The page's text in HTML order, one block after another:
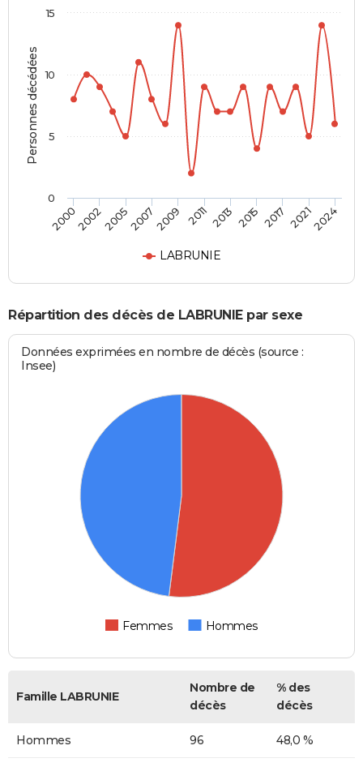
Personnes décédées
LABRUNIE
20002002200520072009 2011 2013 2015 2017 20212024
0
5
10
15
Répartition des décès de LABRUNIE par sexe
Données exprimées en nombre de décès (source :
Insee)
Femmes Hommes
Famille LABRUNIE
Nombre de
décès
% des
décès
Hommes 96 48,0 %